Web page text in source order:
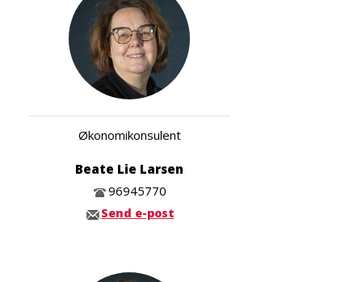
Økonomikonsulent
Beate Lie Larsen
96945770
Send e-post